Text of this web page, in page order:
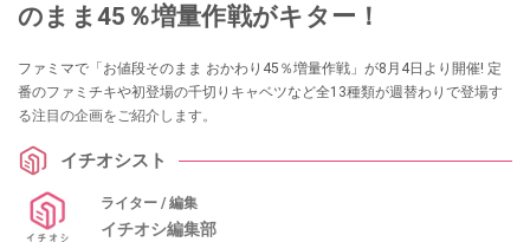
のまま45％増量作戦がキター！
ファミマで「お値段そのまま おかわり45％増量作戦」が8月4日より開催! 定
番のファミチキや初登場の千切りキャベツなど全13種類が週替わりで登場す
る注目の企画をご紹介します。
イチオシスト
ライター / 編集
イチオシ編集部